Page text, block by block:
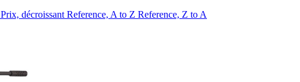
Prix, décroissantReference, A to Z Reference, Z to A